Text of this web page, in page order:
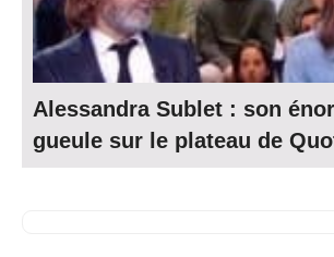
Alessandra Sublet : son
gueule sur le plateau de